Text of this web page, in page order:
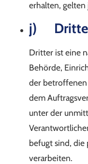
erhalten, gelten
j)
Dritter ist eine
Behörde,
der betroffenen
dem
unter der
befugt sind, die
verarbeiten.